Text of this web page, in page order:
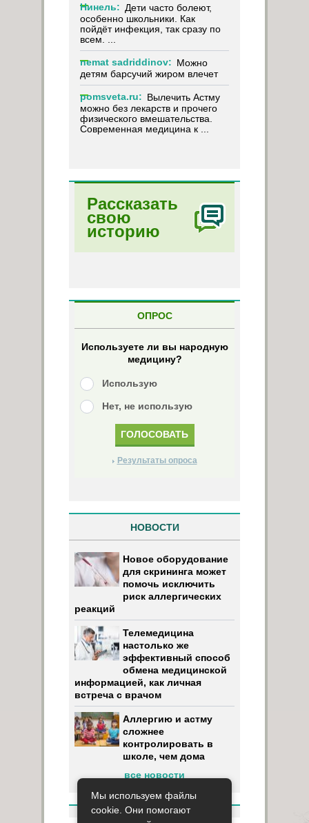
Нинель: Дети часто болеют,
особенно школьники. Как
пойдёт инфекция, так сразу по
всем. ...
nemat sadriddinov: Можно
детям барсучий жиром влечет
pomsveta.ru: Вылечить Астму
можно без лекарств и прочего
физического вмешательства.
Современная медицина к ...
Рассказать
свою
историю
ОПРОС
Используете ли вы народную
медицину?
Использую
Нет, не использую
Результаты опроса
НОВОСТИ
Новое оборудование
для скрининга может
помочь исключить
риск аллергических
реакций
Телемедицина
настолько же
эффективный способ
обмена медицинской
информацией, как личная
встреча с врачом
Аллергию и астму
сложнее
контролировать в
школе, чем дома
все новости
Мы используем файлы
cookie. Они помогают